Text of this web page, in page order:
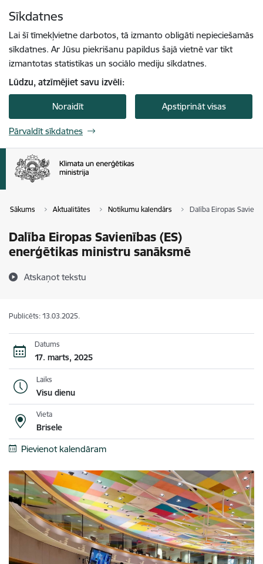
Sīkdatnes
Lai šī tīmekļvietne darbotos, tā izmanto obligāti nepieciešamās
sīkdatnes. Ar Jūsu piekrišanu papildus šajā vietnē var tikt
izmantotas statistikas un sociālo mediju sīkdatnes.
Lūdzu, atzīmējiet savu izvēli:
Noraidīt Apstiprināt visas
Pārvaldīt sīkdatnes
Sākums Aktualitātes Notikumu kalendārs Dalība Eiropas
Dalība Eiropas Savienības (ES)
enerģētikas ministru sanāksmē
Atskaņot tekstu
Publicēts: 13.03.2025.
Datums
17. marts, 2025
Laiks
Visu dienu
Vieta
Brisele
Pievienot kalendāram